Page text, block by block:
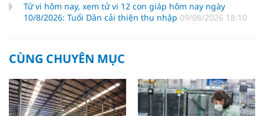
Tử vi hôm nay, xem tử vi 12 con giáp hôm nay ngày
10/8/2026: Tuổi Dần cải thiện thu nhập 09/08/2026 18:10
CÙNG CHUYÊN MỤC